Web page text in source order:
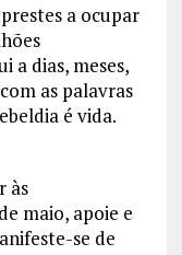
a ocupar
a dias, meses,
as palavras
é vida.
às
maio, apoie e
se de